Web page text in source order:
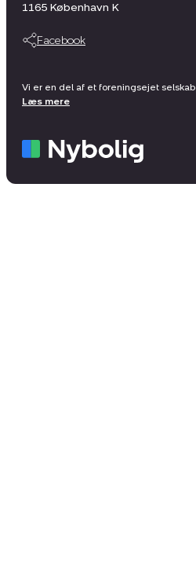
1165 København K
Facebook
Vi er en del af et foreningsejet selskab
Læs mere